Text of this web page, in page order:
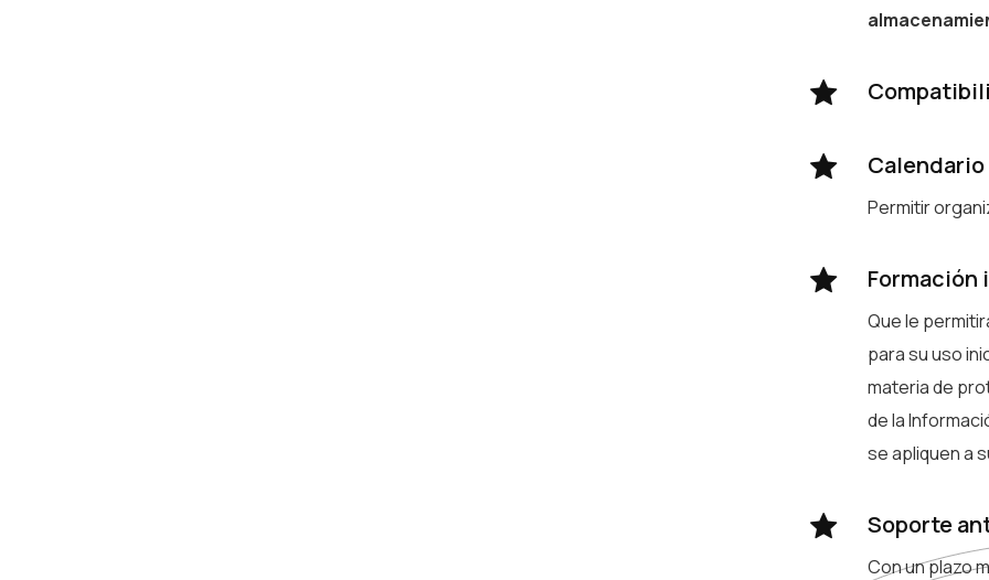
Permitir
Formación
Que le
para su uso
materia de
de la
se apliquen a
Soporte
Con un plazo